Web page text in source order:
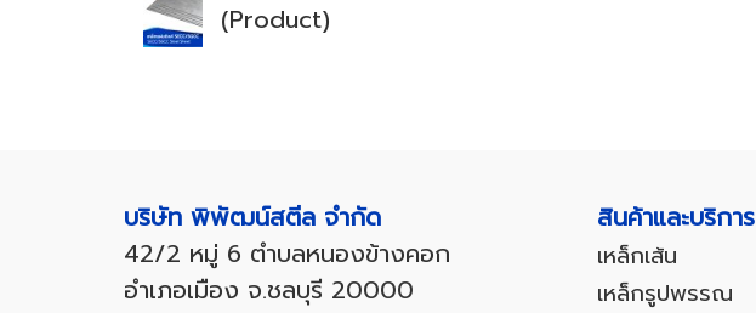
(Product)
บริษัท พิพัฒน์สตีล จำกัด
42/2 หมู่ 6 ตำบลหนองข้างคอก
อำเภอเมือง จ.ชลบุรี 20000
สินค้าและบริการ
เหล็กเส้น
เหล็กรูปพรรณ